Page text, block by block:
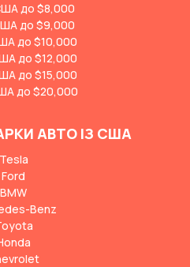
до $8,000
до $9,000
до $10,000
до $12,000
до $15,000
до $20,000
АВТО ІЗ США
Tesla
Ford
BMW
Benz